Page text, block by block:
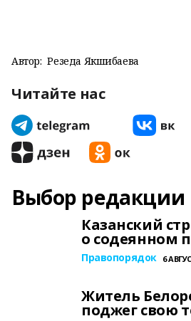
Автор: Резеда Якшибаева
Читайте нас
Выбор редакции
Казанский
о содеянном
Правопорядок 6
Житель
поджег свою